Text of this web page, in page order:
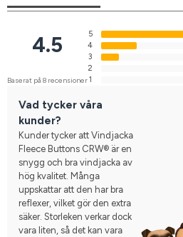
4.5
Baserat på 8 recensioner
5
4
3
2
1
Vad tycker våra
kunder?
Kunder tycker att Vindjacka
Fleece Buttons CRW® är en
snygg och bra vindjacka av
hög kvalitet. Många
uppskattar att den har bra
reflexer, vilket gör den extra
säker. Storleken verkar dock
vara liten, så det kan vara